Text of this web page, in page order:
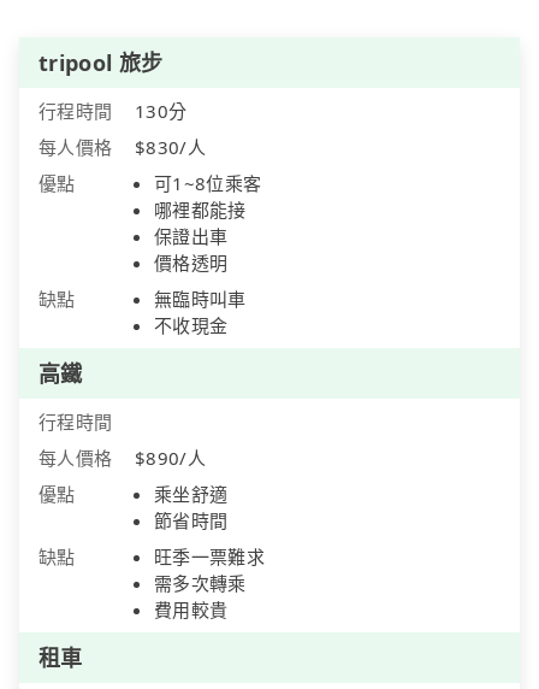
tripool 旅步
行程時間
130分
每人價格
$830/人
優點
可1~8位乘客
哪裡都能接
保證出車
價格透明
缺點
無臨時叫車
不收現金
高鐵
行程時間
每人價格
$890/人
優點
乘坐舒適
節省時間
缺點
旺季一票難求
需多次轉乘
費用較貴
租車